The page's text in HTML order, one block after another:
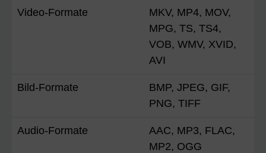
Video-Formate
MKV, MP4, MOV,
MPG, TS, TS4,
VOB, WMV, XVID,
AVI
Bild-Formate
BMP, JPEG, GIF,
PNG, TIFF
Audio-Formate
AAC, MP3, FLAC,
MP2, OGG